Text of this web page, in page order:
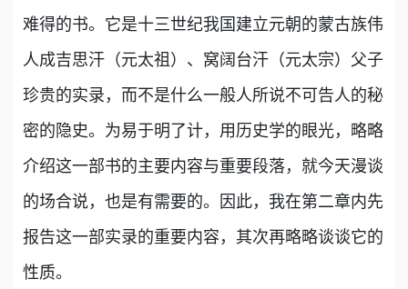
难得的书。它是十三世纪我国建立元朝的蒙古族伟
人成吉思汗（元太祖）、窝阔台汗（元太宗）父子
珍贵的实录，而不是什么一般人所说不可告人的秘
密的隐史。为易于明了计，用历史学的眼光，略略
介绍这一部书的主要内容与重要段落，就今天漫谈
的场合说，也是有需要的。因此，我在第二章内先
报告这一部实录的重要内容，其次再略略谈谈它的
性质。